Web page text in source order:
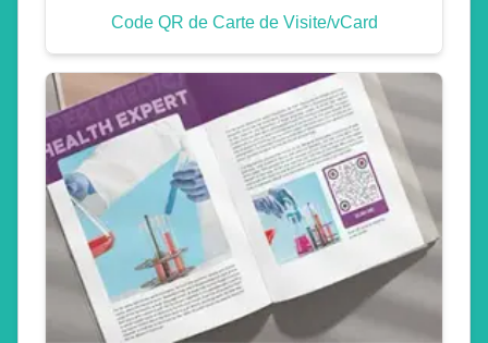
Code QR de Carte de Visite/vCard